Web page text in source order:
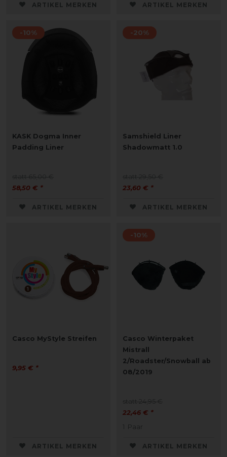
ARTIKEL MERKEN ARTIKEL MERKEN
-10%
KASK Dogma Inner
Padding Liner
58,50 € *
ARTIKEL MERKEN
-20%
Samshield Liner
Shadowmatt 1.0
23,60 € *
ARTIKEL MERKEN
Casco MyStyle Streifen
9,95 € *
ARTIKEL MERKEN
-10%
Casco Winterpaket
Mistrall
2/Roadster/Snowball ab
08/2019
22,46 € *
1 Paar
ARTIKEL MERKEN